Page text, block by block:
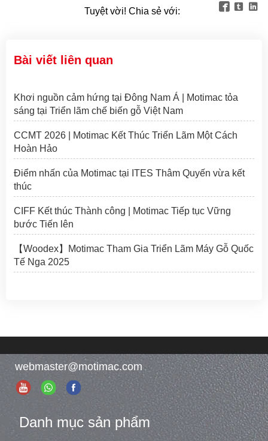
Tuyệt vời! Chia sẻ với:   
Bài viết liên quan
Khơi nguồn cảm hứng tại Đông Nam Á | Motimac tỏa
sáng tại Triển lãm chế biến gỗ Việt Nam
CCMT 2026 | Motimac Kết Thúc Triển Lãm Một Cách
Hoàn Hảo
Điểm nhấn của Motimac tại ITES Thâm Quyến vừa kết
thúc
CIFF Kết thúc Thành công | Motimac Tiếp tục Vững
bước Tiến lên
【Woodex】Motimac Tham Gia Triển Lãm Máy Gỗ Quốc
Tế Nga 2025
webmaster@motimac.com
Danh mục sản phẩm